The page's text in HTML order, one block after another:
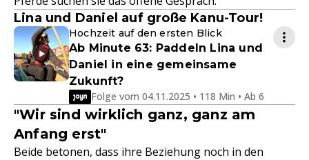
Lina und Daniel auf große Kanu-Tour!
Hochzeit auf den ersten Blick
Ab Minute 63: Paddeln Lina und
Daniel in eine gemeinsame
Zukunft?
Folge vom 04.11.2025 • 118 Min • Ab 6
"Wir sind wirklich ganz, ganz am
Anfang erst"
Beide betonen, dass ihre Beziehung noch in den